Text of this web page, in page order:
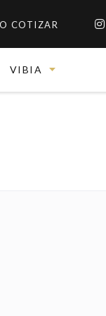
COTIZAR
VIBIA